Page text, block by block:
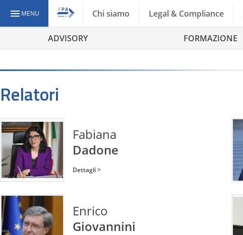
MENU Chi siamo Legal & Compliance
ADVISORY FORMAZIONE
Relatori
Fabiana
Dadone
Dettagli >
Enrico
Giovannini